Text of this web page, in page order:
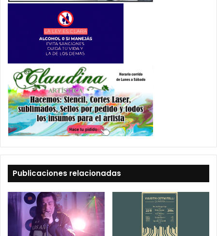
Publicaciones relacionadas